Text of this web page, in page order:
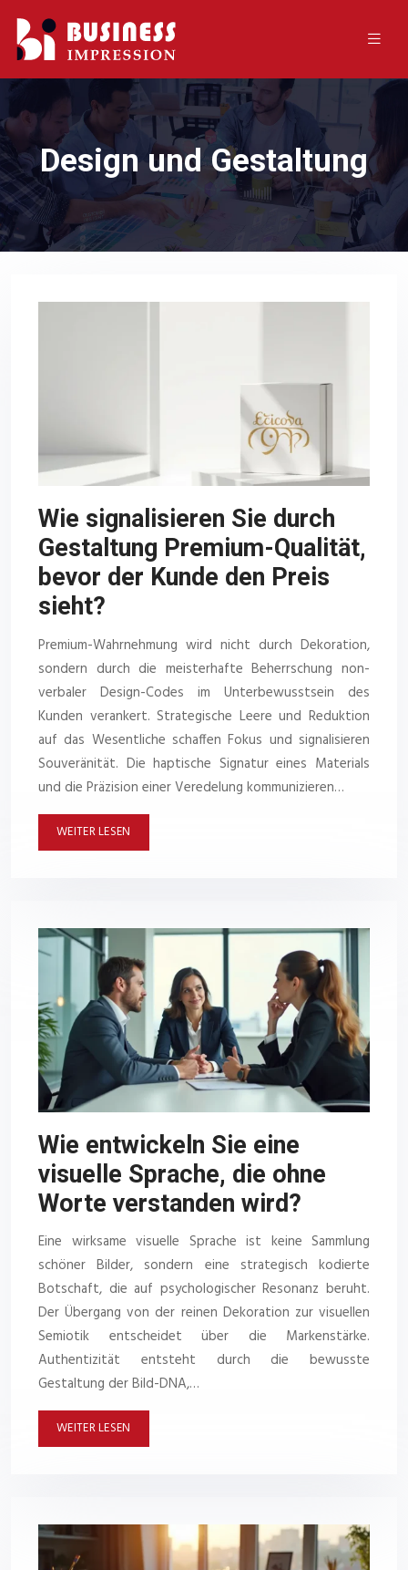
Design und Gestaltung
Wie signalisieren Sie durch
Gestaltung Premium-Qualität,
bevor der Kunde den Preis
sieht?
Premium-Wahrnehmung wird nicht durch Dekoration,
sondern durch die meisterhafte Beherrschung non-
verbaler Design-Codes im Unterbewusstsein des
Kunden verankert. Strategische Leere und Reduktion
auf das Wesentliche schaffen Fokus und signalisieren
Souveränität. Die haptische Signatur eines Materials
und die Präzision einer Veredelung kommunizieren…
WEITER LESEN
Wie entwickeln Sie eine
visuelle Sprache, die ohne
Worte verstanden wird?
Eine wirksame visuelle Sprache ist keine Sammlung
schöner Bilder, sondern eine strategisch kodierte
Botschaft, die auf psychologischer Resonanz beruht.
Der Übergang von der reinen Dekoration zur visuellen
Semiotik entscheidet über die Markenstärke.
Authentizität entsteht durch die bewusste
Gestaltung der Bild-DNA,…
WEITER LESEN